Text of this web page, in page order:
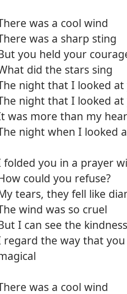
was a cool wind
was a sharp sting
you held your
did the stars sing
night that I looked at
night that I looked at
was more than my
night when I looked
folded you in a prayer
could you refuse?
tears, they fell like
wind was so cruel
I can see the
regard the way that
was a cool wind